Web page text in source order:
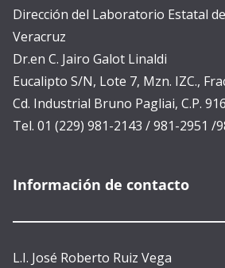
Dirección del Laboratorio Estatal
Veracruz
Dr.en C. Jairo Galot Linaldi
Eucalipto S/N, Lote 7, Mzn. IZC.,
Cd. Industrial Bruno Pagliai, C.P.
Tel. 01 (229) 981-2143 / 981-2951 /
Información de contacto
L.I. José Roberto Ruiz Vega